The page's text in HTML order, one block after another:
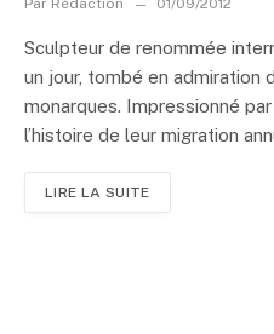
Par Rédaction 01/09/2012
Sculpteur de renommée
un jour, tombé en admiration
monarques. Impressionné
l’histoire de leur migration
LIRE LA SUITE